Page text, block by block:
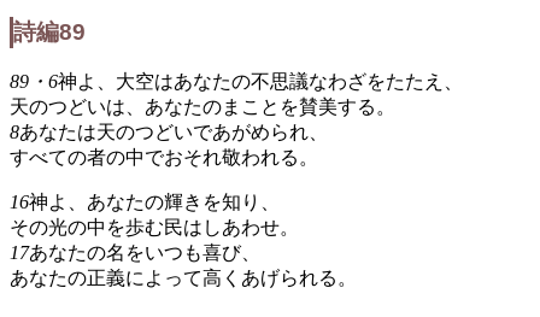
詩編89
89・6神よ、大空はあなたの不思議なわざをたたえ、
天のつどいは、あなたのまことを賛美する。
8あなたは天のつどいであがめられ、
すべての者の中でおそれ敬われる。
16神よ、あなたの輝きを知り、
その光の中を歩む民はしあわせ。
17あなたの名をいつも喜び、
あなたの正義によって高くあげられる。